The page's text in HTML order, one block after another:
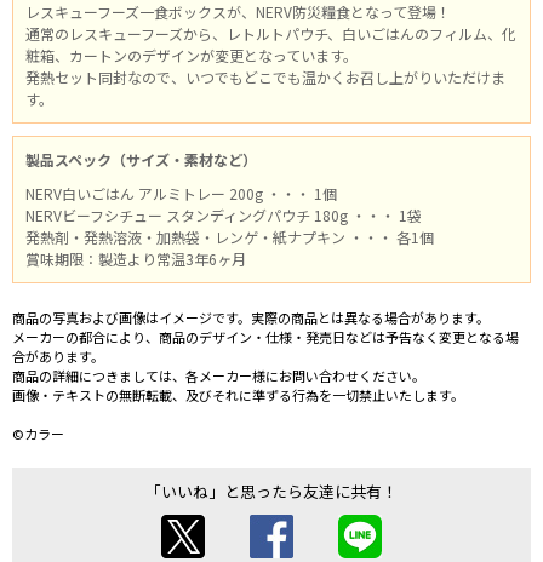
レスキューフーズ一食ボックスが、NERV防災糧食となって登場！
通常のレスキューフーズから、レトルトパウチ、白いごはんのフィルム、化
粧箱、カートンのデザインが変更となっています。
発熱セット同封なので、いつでもどこでも温かくお召し上がりいただけま
す。
製品スペック（サイズ・素材など）
NERV白いごはん アルミトレー 200g ・・・ 1個
NERVビーフシチュー スタンディングパウチ 180g ・・・ 1袋
発熱剤・発熱溶液・加熱袋・レンゲ・紙ナプキン ・・・ 各1個
賞味期限：製造より常温3年6ヶ月
商品の写真および画像はイメージです。実際の商品とは異なる場合があります。
メーカーの都合により、商品のデザイン・仕様・発売日などは予告なく変更となる場
合があります。
商品の詳細につきましては、各メーカー様にお問い合わせください。
画像・テキストの無断転載、及びそれに準ずる行為を一切禁止いたします。
©カラー
「いいね」と思ったら友達に共有！